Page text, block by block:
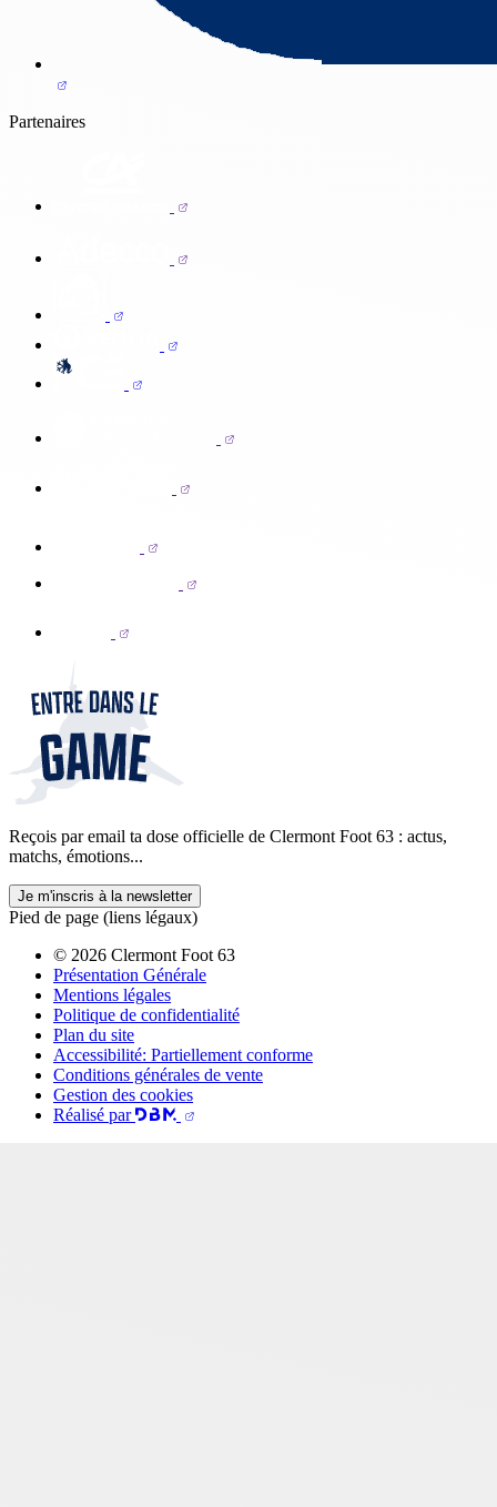
Partenaires
Reçois par email ta dose officielle de Clermont Foot 63 : actus,
matchs, émotions...
Je m'inscris à la newsletter
Pied de page (liens légaux)
© 2026 Clermont Foot 63
Présentation Générale
Mentions légales
Politique de confidentialité
Plan du site
Accessibilité: Partiellement conforme
Conditions générales de vente
Gestion des cookies
Réalisé par